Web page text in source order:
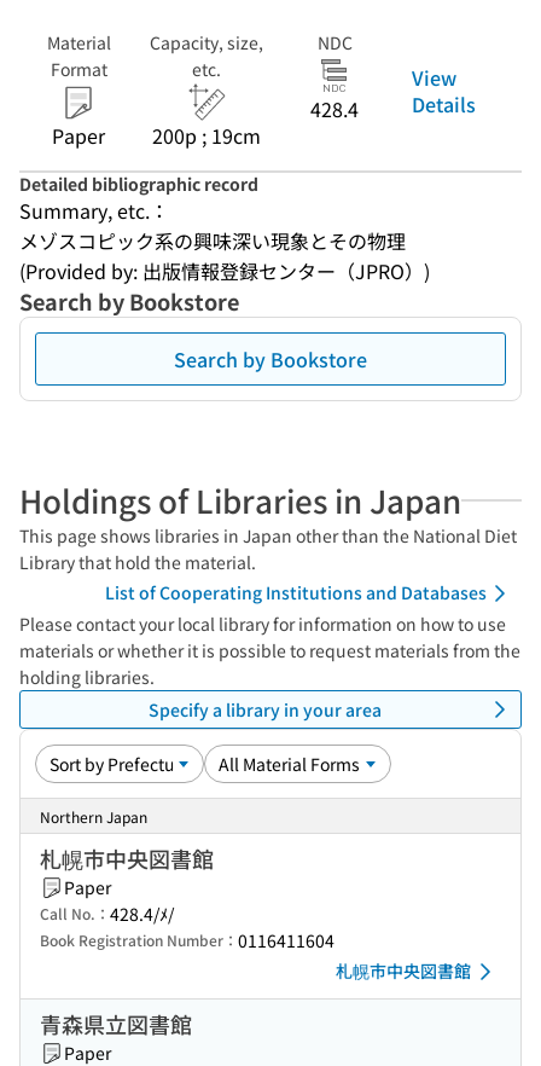
Material
Format
Paper
Capacity, size,
etc.
200p ; 19cm
NDC
428.4
View
Details
Detailed bibliographic record
Summary, etc.：
メゾスコピック系の興味深い現象とその物理
(Provided by: 出版情報登録センター（JPRO）)
Search by Bookstore
Search by Bookstore
Holdings of Libraries in Japan
This page shows libraries in Japan other than the National Diet
Library that hold the material.
List of Cooperating Institutions and Databases
Please contact your local library for information on how to use
materials or whether it is possible to request materials from the
holding libraries.
Specify a library in your area
Northern Japan
札幌市中央図書館
Paper
Call No.： 428.4/ﾒ/
Book Registration Number： 0116411604
札幌市中央図書館
青森県立図書館
Paper